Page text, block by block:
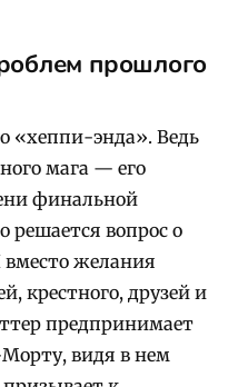
прошлого
«хеппи-энда». Ведь
мага — его
финальной
решается вопрос о
вместо желания
крестного, друзей и
предпринимает
видя в нем